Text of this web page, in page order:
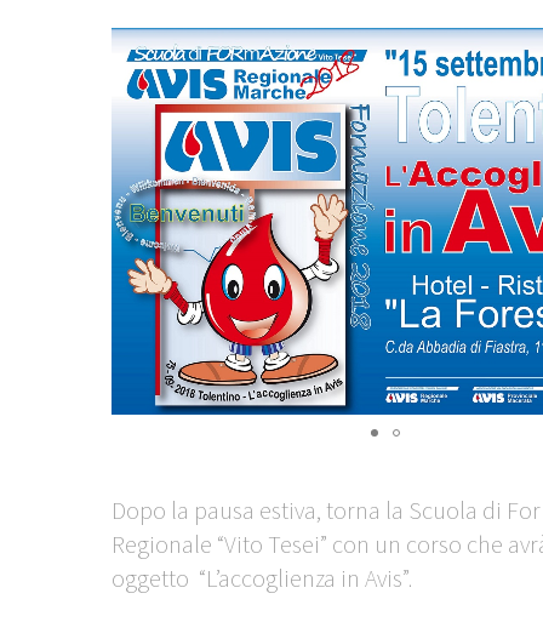
Dopo la pausa estiva, torna la Scuola di
Regionale “Vito Tesei” con un corso che
oggetto “L’accoglienza in Avis”.